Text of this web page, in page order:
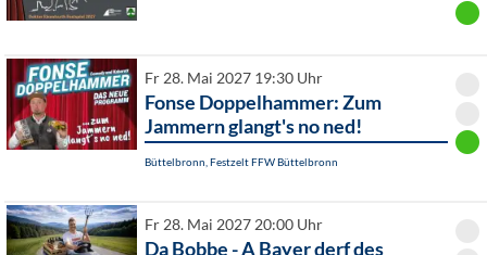
Fr 28. Mai 2027 19:30 Uhr
Fonse Doppelhammer: Zum
Jammern glangt's no ned!
Büttelbronn, Festzelt FFW Büttelbronn
Fr 28. Mai 2027 20:00 Uhr
Da Bobbe - A Bayer derf des